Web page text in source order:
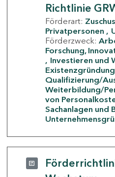
Richtlinie
Förderart:
Privatpersonen
Förderzweck:
Forschung,
Investieren und
Existenzgründung
Qualifizierung/
Weiterbildung/
von
Sachanlagen und